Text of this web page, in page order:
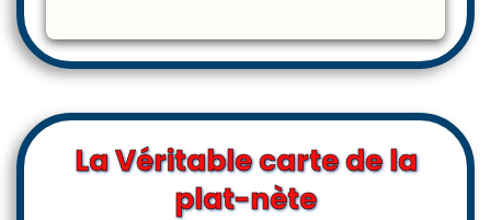
La Véritable carte de la
plat-nète